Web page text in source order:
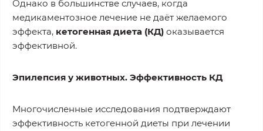
Однако в большинстве случаев, когда
медикаментозное лечение не даёт желаемого
эффекта, кетогенная диета (КД) оказывается
эффективной.
Эпилепсия у животных. Эффективность КД
Многочисленные исследования подтверждают
эффективность кетогенной диеты при лечении